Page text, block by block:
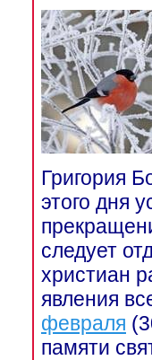
Григория
этого дня
следует
христиан
явления
февраля
памяти